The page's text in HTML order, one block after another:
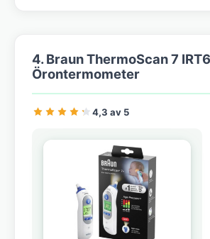
4. Braun ThermoScan 7
Örontermometer
4,3 av 5